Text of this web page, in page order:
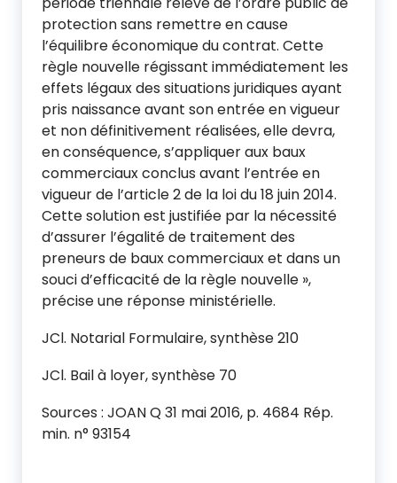
protection sans remettre en cause
l’équilibre économique du contrat. Cette
règle nouvelle régissant immédiatement les
effets légaux des situations juridiques ayant
pris naissance avant son entrée en vigueur
et non définitivement réalisées, elle devra,
en conséquence, s’appliquer aux baux
commerciaux conclus avant l’entrée en
vigueur de l’article 2 de la loi du 18 juin 2014.
Cette solution est justifiée par la nécessité
d’assurer l’égalité de traitement des
preneurs de baux commerciaux et dans un
souci d’efficacité de la règle nouvelle »,
précise une réponse ministérielle.
JCl. Notarial Formulaire, synthèse 210
JCl. Bail à loyer, synthèse 70
Sources : JOAN Q 31 mai 2016, p. 4684 Rép.
min. n° 93154